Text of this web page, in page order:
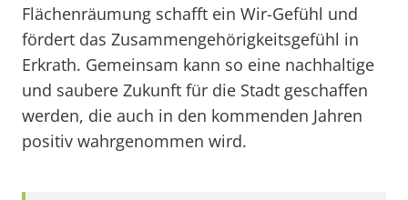
Flächenräumung schafft ein Wir-Gefühl und
fördert das Zusammengehörigkeitsgefühl in
Erkrath. Gemeinsam kann so eine nachhaltige
und saubere Zukunft für die Stadt geschaffen
werden, die auch in den kommenden Jahren
positiv wahrgenommen wird.